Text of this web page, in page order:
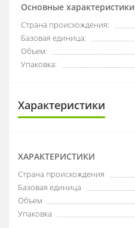
Основные характеристики
Cтрана происхождения:
Базовая единица:
Объем:
Упаковка:
Характеристики
ХАРАКТЕРИСТИКИ
Cтрана происхождения
Базовая единица
Объем
Упаковка